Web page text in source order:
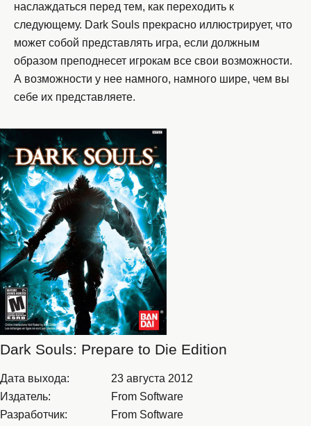
наслаждаться перед тем, как переходить к
следующему. Dark Souls прекрасно иллюстрирует, что
может собой представлять игра, если должным
образом преподнесет игрокам все свои возможности.
А возможности у нее намного, намного шире, чем вы
себе их представляете.
Dark Souls: Prepare to Die Edition
Дата выхода:
23 августа 2012
Издатель:
From Software
Разработчик:
From Software